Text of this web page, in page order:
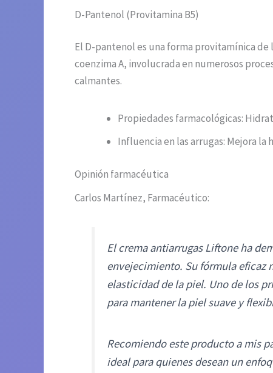
D-Pantenol (Provitamina B5)
El D-pantenol es una forma provitamínica
coenzima A, involucrada en numerosos
calmantes.
Propiedades farmacológicas:
Influencia en las arrugas: Mejora
Opinión farmacéutica
Carlos Martínez, Farmacéutico:
El crema antiarrugas Liftone ha
envejecimiento. Su fórmula eficaz
elasticidad de la piel. Uno de los
para mantener la piel suave y
Recomiendo este producto a mis
ideal para quienes desean un